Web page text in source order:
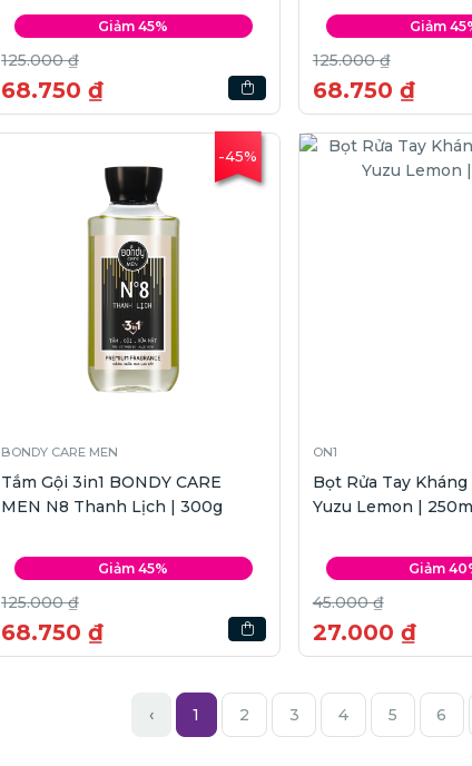
Giảm 45%
125.000 ₫
68.750 ₫
Giảm
125.000 ₫
68.750 ₫
-45%
BONDY CARE MEN
Tắm Gội 3in1 BONDY CARE
MEN N8 Thanh Lịch | 300g
Giảm 45%
125.000 ₫
68.750 ₫
ON1
Bọt Rửa Tay Kháng
Yuzu Lemon |
Giảm
45.000 ₫
27.000 ₫
‹ 1 2 3 4 5 6